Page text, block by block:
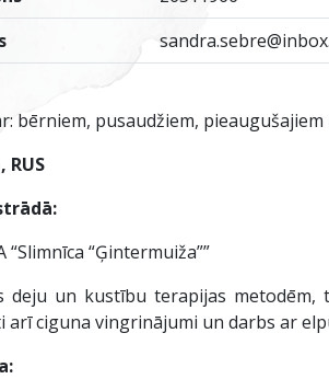
bērniem, pusaudžiem,
RUS
“Slimnīca “Ģintermuiža””
deju un kustību terapijas
arī ciguna vingrinājumi un darbs ar